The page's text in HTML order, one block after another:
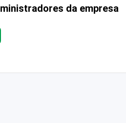
da empresa